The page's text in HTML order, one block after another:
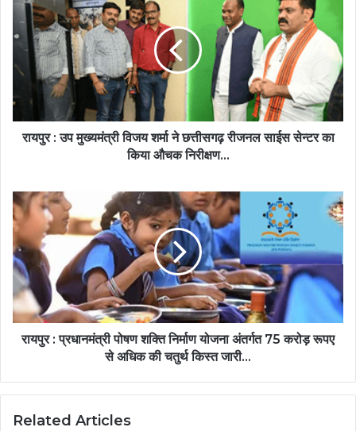
रायपुर : उप मुख्यमंत्री विजय शर्मा ने छत्तीसगढ़ रीजनल साईस सेन्टर का
किया औचक निरीक्षण...
रायपुर : प्रधानमंत्री पोषण शक्ति निर्माण योजना अंतर्गत 75 करोड़ रूपए
से अधिक की चतुर्थ किस्त जारी...
Related Articles